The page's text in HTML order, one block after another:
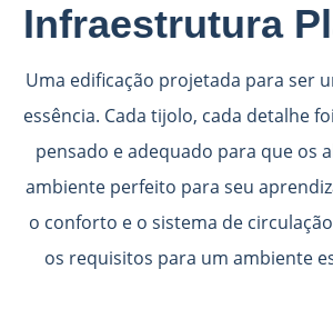
Infraestrutura
Uma edificação projetada para ser
essência. Cada tijolo, cada detalhe
pensado e adequado para que os
ambiente perfeito para seu
o conforto e o sistema de
os requisitos para um ambiente